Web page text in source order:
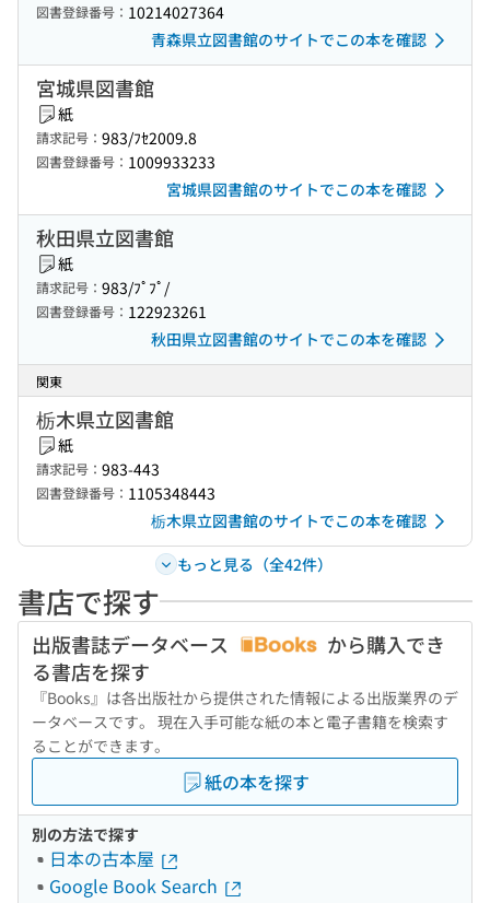
図書登録番号： 10214027364
青森県立図書館のサイトでこの本を確認
宮城県図書館
紙
請求記号： 983/ﾌｾ2009.8
図書登録番号： 1009933233
宮城県図書館のサイトでこの本を確認
秋田県立図書館
紙
請求記号： 983/ﾌﾟﾌﾟ/
図書登録番号： 122923261
秋田県立図書館のサイトでこの本を確認
関東
栃木県立図書館
紙
請求記号： 983-443
図書登録番号： 1105348443
栃木県立図書館のサイトでこの本を確認
もっと見る（全42件）
書店で探す
出版書誌データベース
から購入でき
る書店を探す
『Books』は各出版社から提供された情報による出版業界のデ
ータベースです。 現在入手可能な紙の本と電子書籍を検索す
ることができます。
紙の本を探す
別の方法で探す
日本の古本屋
Google Book Search